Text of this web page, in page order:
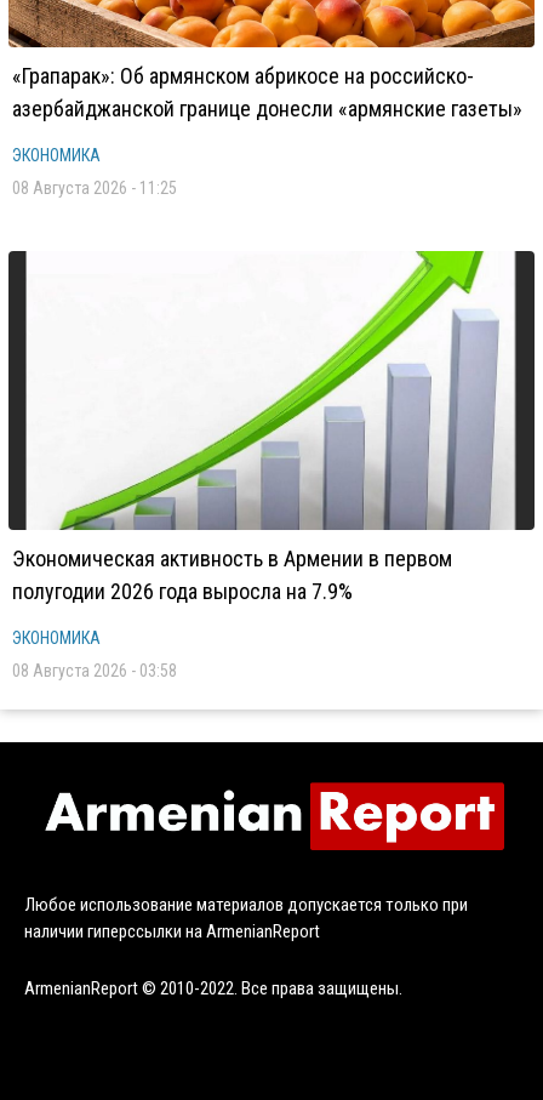
«Грапарак»: Об армянском абрикосе на российско-
азербайджанской границе донесли «армянские газеты»
ЭКОНОМИКА
08 Августа 2026 - 11:25
Экономическая активность в Армении в первом
полугодии 2026 года выросла на 7.9%
ЭКОНОМИКА
08 Августа 2026 - 03:58
Любое использование материалов допускается только при
наличии гиперссылки на ArmenianReport
ArmenianReport © 2010-2022. Все права защищены.